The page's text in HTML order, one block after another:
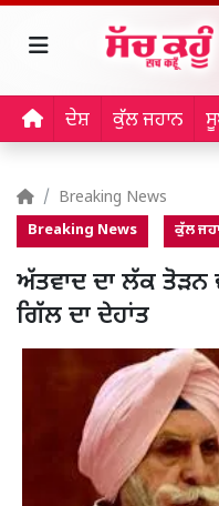
ਦੇਸ਼ ਕੁੱਲ ਜਹਾਨ
Breaking News
Breaking News ਕੁੱਲ
ਅੱਤਵਾਦ ਦਾ ਲੱਕ ਤੋੜਨ
ਗਿੱਲ ਦਾ ਦੇਹਾਂਤ